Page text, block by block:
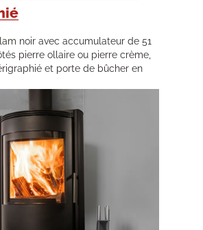
noir avec accumulateur de 51
pierre ollaire ou pierre crème,
et porte de bûcher en